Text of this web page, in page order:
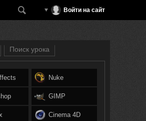
Войти на сайт
Поиск урока
Nuke
GIMP
Cinema 4D